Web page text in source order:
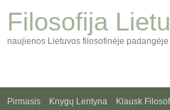
Filosofija
naujienos Lietuvos filosofinėje padangėje
Pirmasis Knygų Lentyna Klausk